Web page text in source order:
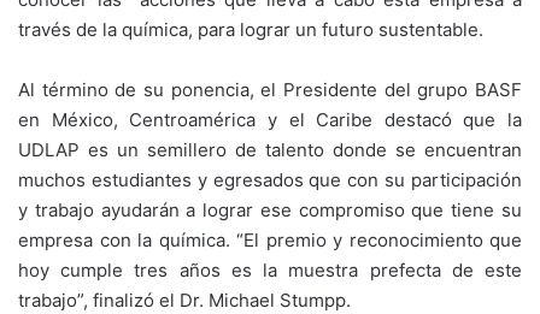
través de la química, para lograr un futuro sustentable.
Al término de su ponencia, el Presidente del grupo BASF
en México, Centroamérica y el Caribe destacó que la
UDLAP es un semillero de talento donde se encuentran
muchos estudiantes y egresados que con su participación
y trabajo ayudarán a lograr ese compromiso que tiene su
empresa con la química. “El premio y reconocimiento que
hoy cumple tres años es la muestra prefecta de este
trabajo”, finalizó el Dr. Michael Stumpp.